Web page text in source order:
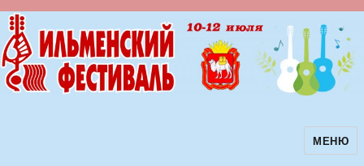
Ильменский фестиваль авторскойМЕНЮ